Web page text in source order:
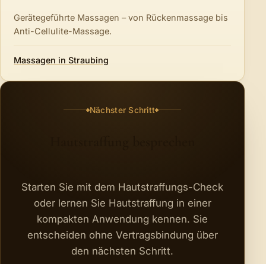
Gerätegeführte Massagen – von Rückenmassage bis
Anti-Cellulite-Massage.
Massagen in Straubing
Nächster Schritt
Starten Sie mit dem Hautstraffungs-Check
oder lernen Sie Hautstraffung in einer
kompakten Anwendung kennen. Sie
entscheiden ohne Vertragsbindung über
den nächsten Schritt.